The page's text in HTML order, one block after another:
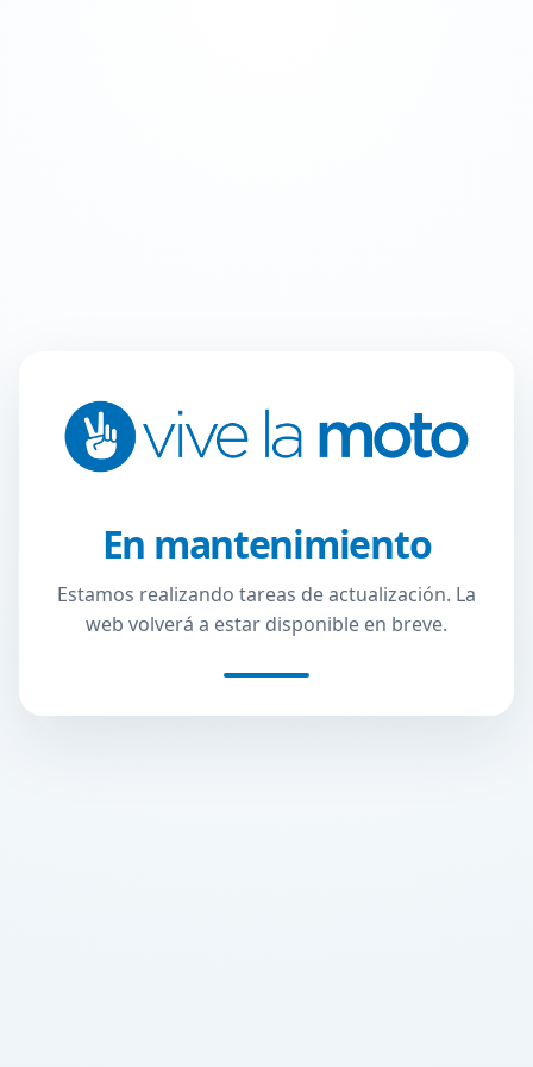
En mantenimiento
Estamos realizando tareas de actualización. La
web volverá a estar disponible en breve.